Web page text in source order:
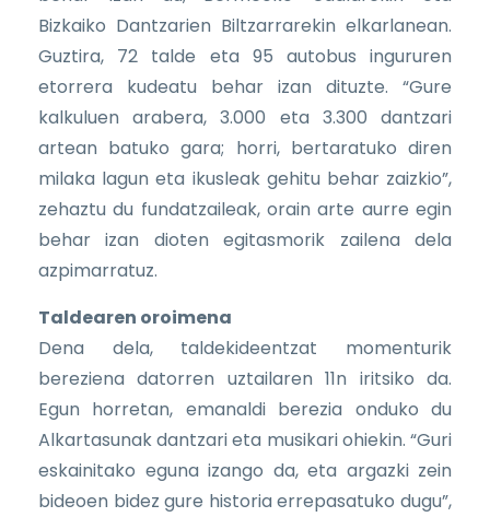
Bizkaiko Dantzarien Biltzarrarekin elkarlanean.
Guztira, 72 talde eta 95 autobus ingururen
etorrera kudeatu behar izan dituzte. “Gure
kalkuluen arabera, 3.000 eta 3.300 dantzari
artean batuko gara; horri, bertaratuko diren
milaka lagun eta ikusleak gehitu behar zaizkio”,
zehaztu du fundatzaileak, orain arte aurre egin
behar izan dioten egitasmorik zailena dela
azpimarratuz.
Taldearen oroimena
Dena dela, taldekideentzat momenturik
bereziena datorren uztailaren 11n iritsiko da.
Egun horretan, emanaldi berezia onduko du
Alkartasunak dantzari eta musikari ohiekin. “Guri
eskainitako eguna izango da, eta argazki zein
bideoen bidez gure historia errepasatuko dugu”,